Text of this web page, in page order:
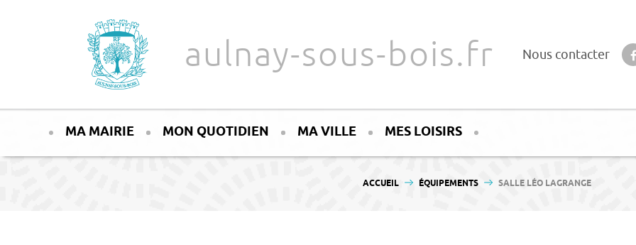
aulnay-sous-bois.fr Nous contacter
MA MAIRIE MON QUOTIDIEN MA VILLE MES LOISIRS
VOUS ÊTES ICI :
ACCUEIL ÉQUIPEMENTS SALLE LÉO LAGRANGE